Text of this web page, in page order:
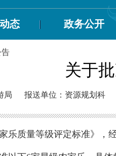
态 政务公开
告
关于
局 报送单位：资源规划科
乐质量等级评定标准》，